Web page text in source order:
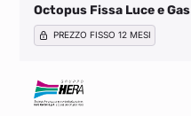
Octopus Fissa Luce e Gas
PREZZO FISSO 12 MESI